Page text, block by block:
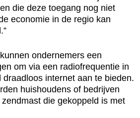
die deze toegang nog niet
economie in de regio kan
ondernemers een
om via een radiofrequentie in
internet aan te bieden.
huishoudens of bedrijven
die gekoppeld is met